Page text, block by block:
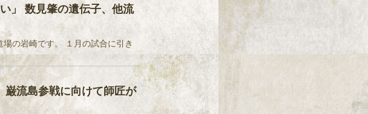
」 数見肇の遺伝子、他流
の岩崎です。 １月の試合に引き
巌流島参戦に向けて師匠が